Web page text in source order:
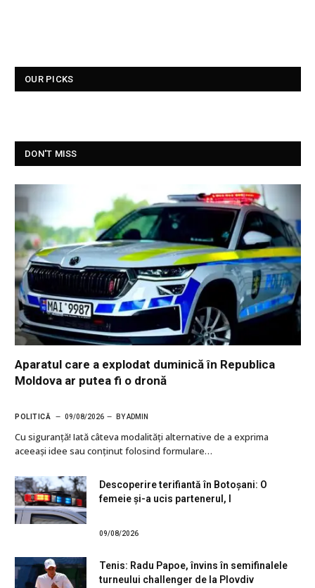
OUR PICKS
DON'T MISS
Aparatul care a explodat duminică în Republica
Moldova ar putea fi o dronă
POLITICĂ 09/08/2026 BYADMIN
Cu siguranţă! Iată câteva modalități alternative de a exprima
aceeași idee sau conținut folosind formulare…
Descoperire terifiantă în Botoșani: O
femeie și-a ucis partenerul, l
09/08/2026
Tenis: Radu Papoe, învins în semifinalele
turneului challenger de la Plovdiv